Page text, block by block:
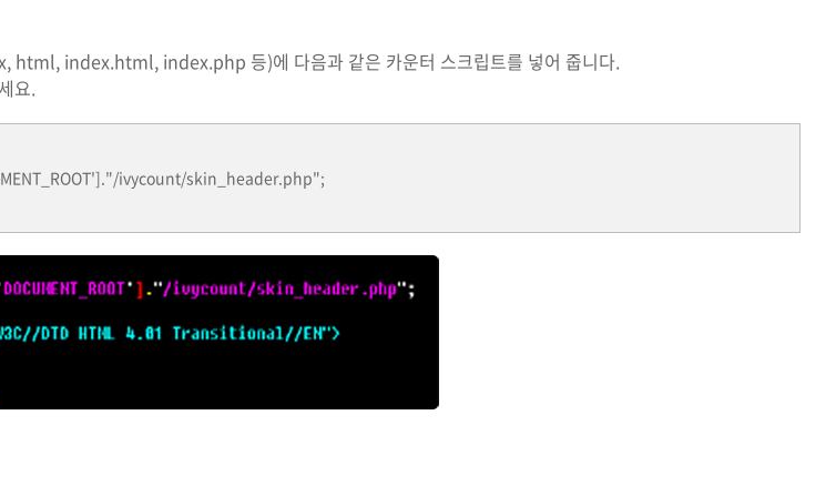
html, index.html, index.php 등)에 다음과 같은 카운터 스크립트를 넣어 줍니다.
요.
ivycount/skin_header.php";